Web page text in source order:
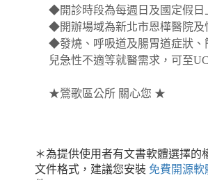
◆開診時段為每週日及國定假日
◆開辦場域為新北市恩樺醫院及
◆發燒、呼吸道及腸胃道症狀、
兒急性不適等就醫需求，可至
★鶯歌區公所 關心您 ★
＊為提供使用者有文書軟體選擇的
文件格式，建議您安裝 免費開源軟